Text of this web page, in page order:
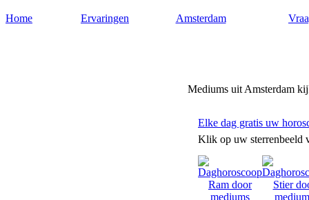
Home Ervaringen Amsterdam
Mediums uit Amsterdam
Elke dag gratis uw
Klik op uw sterrenbeeld